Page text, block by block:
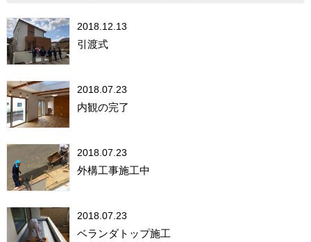
2018.12.13
引渡式
2018.07.23
内観の完了
2018.07.23
外構工事施工中
2018.07.23
ベランダトップ施工